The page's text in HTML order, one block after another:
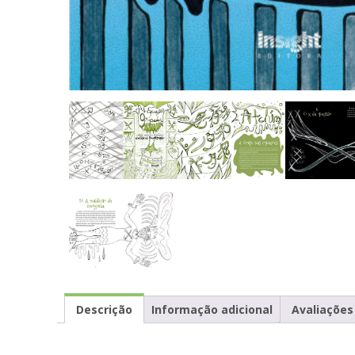
Descrição Informação adicional